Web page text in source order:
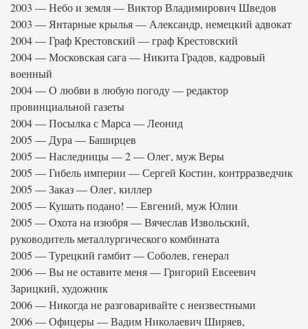
2003 — Небо и земля — Виктор Владимирович Шведов
2003 — Янтарные крылья — Александр, немецкий адвокат
2004 — Граф Крестовский — граф Крестовский
2004 — Московская сага — Никита Градов, кадровый
военный
2004 — О любви в любую погоду — редактор
провинциальной газеты
2004 — Посылка с Марса — Леонид
2005 — Дура — Баширцев
2005 — Наследницы — 2 — Олег, муж Веры
2005 — Гибель империи — Сергей Костин, контрразведчик
2005 — Заказ — Олег, киллер
2005 — Кушать подано! — Евгений, муж Юлии
2005 — Охота на изюбря — Вячеслав Извольский,
руководитель металлургического комбината
2005 — Турецкий гамбит — Соболев, генерал
2006 — Вы не оставите меня — Григорий Евсеевич
Зарицкий, художник
2006 — Никогда не разговаривайте с неизвестными
2006 — Офицеры — Вадим Николаевич Ширяев,